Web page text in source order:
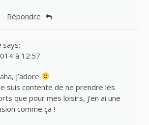
Répondre
says:
à 12:57
j’adore
suis contente de ne prendre les
que pour mes loisirs, j’en ai une
comme ça !